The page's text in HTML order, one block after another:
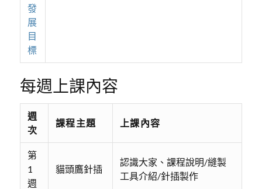
發
展
目
標
每週上課內容
週
次
課程主題 上課內容
第
1
週
貓頭鷹針插
認識大家、課程說明/縫製
工具介紹/針插製作